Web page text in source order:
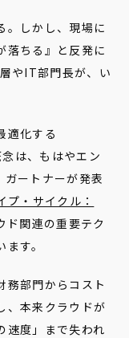
。しかし、現場に
落ちる』と反発に
やIT部門長が、い
適化する
は、もはやエン
ガートナーが発表
・サイクル：
関連の重要テク
す。
務部門からコスト
、本来クラウドが
速度」まで失われ